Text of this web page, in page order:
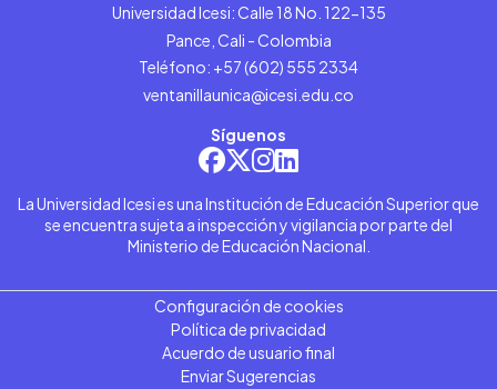
Universidad Icesi: Calle 18 No. 122-135
Pance, Cali - Colombia
Teléfono: +57 (602) 555 2334
ventanillaunica@icesi.edu.co
Síguenos
La Universidad Icesi es una Institución de Educación Superior que
se encuentra sujeta a inspección y vigilancia por parte del
Ministerio de Educación Nacional.
Configuración de cookies
Política de privacidad
Acuerdo de usuario final
Enviar Sugerencias